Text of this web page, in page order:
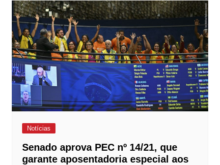
Notícias
Senado aprova PEC nº 14/21, que
garante aposentadoria especial aos